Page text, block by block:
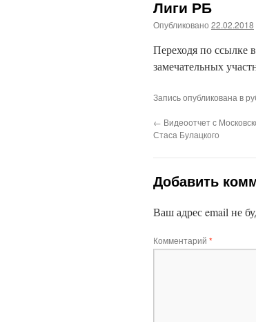
Лиги РБ
Опубликовано 22.02.2018
Переходя по ссылке
замечательных
Запись опубликована в
← Видеоотчет с
Стаса Булацкого
Добавить
Ваш адрес email не
Комментарий *